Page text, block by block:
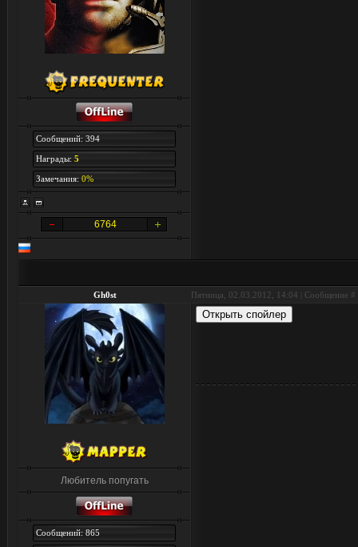
Сообщений: 394
Награды: 5
Замечания: 0%
6764
Gh0st Пятница, 02.03.2012, 14:04 | Сообщение #
Любитель попугать
Сообщений: 865